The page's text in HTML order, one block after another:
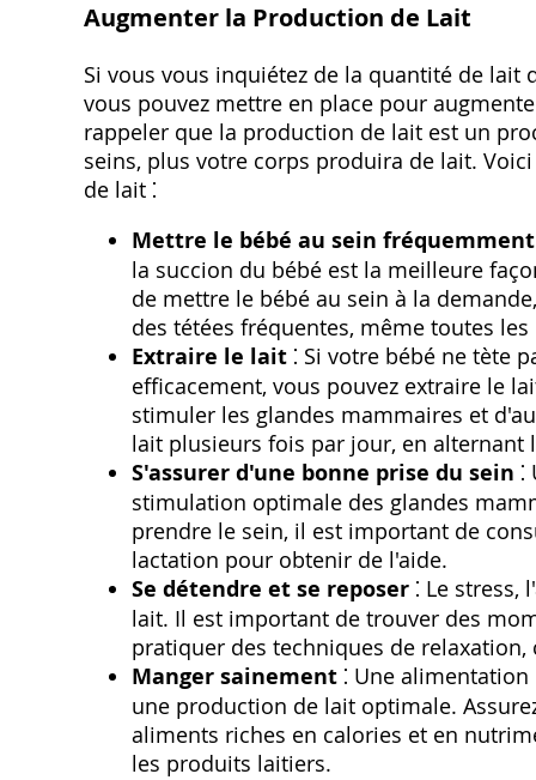
Augmenter la Production de Lait
Si vous vous inquiétez de la quantité de
vous pouvez mettre en place pour
rappeler que la production de lait est un
seins, plus votre corps produira de lait.
de lait ⁚
Mettre le bébé au sein fréquemment
la succion du bébé est la meilleure
de mettre le bébé au sein à la
des tétées fréquentes, même toutes
Extraire le lait ⁚ Si votre bébé ne tète
efficacement, vous pouvez extraire le
stimuler les glandes mammaires et
lait plusieurs fois par jour, en alternant
S'assurer d'une bonne prise du sein
stimulation optimale des glandes
prendre le sein, il est important de
lactation pour obtenir de l'aide.
Se détendre et se reposer ⁚ Le
lait. Il est important de trouver des
pratiquer des techniques de
Manger sainement ⁚ Une
une production de lait optimale.
aliments riches en calories et en
les produits laitiers.